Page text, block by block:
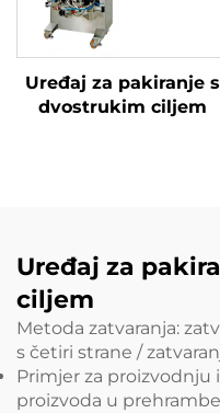
Uređaj za pakiranje s
dvostrukim ciljem
Uređaj za
ciljem
Metoda zatvaranja:
s četiri strane /
Primjer za proizvodnju
proizvoda u